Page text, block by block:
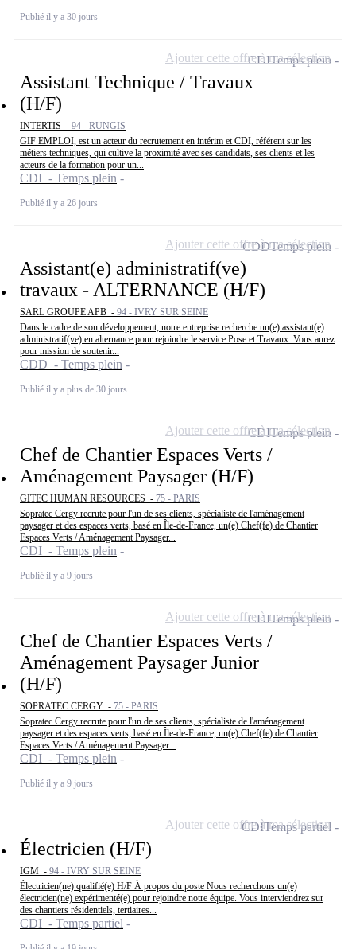
Publié il y a 30 jours
Assistant Technique / Travaux
(H/F)
INTERTIS - 94 - RUNGIS
GIF EMPLOI, est un acteur du recrutement en intérim et CDI, référent sur les
métiers techniques, qui cultive la proximité avec ses candidats, ses clients et les
acteurs de la formation pour un...
CDI - Temps plein
Publié il y a 26 jours
CDITemps plein
Ajouter cette offre à ma sélection
Assistant(e) administratif(ve)
travaux - ALTERNANCE (H/F)
SARL GROUPE APB - 94 - IVRY SUR SEINE
Dans le cadre de son développement, notre entreprise recherche un(e) assistant(e)
administratif(ve) en alternance pour rejoindre le service Pose et Travaux. Vous aurez
pour mission de soutenir...
CDD - Temps plein
Publié il y a plus de 30 jours
CDDTemps plein
Ajouter cette offre à ma sélection
Chef de Chantier Espaces Verts /
Aménagement Paysager (H/F)
GITEC HUMAN RESOURCES - 75 - PARIS
Sopratec Cergy recrute pour l'un de ses clients, spécialiste de l'aménagement
paysager et des espaces verts, basé en Île-de-France, un(e) Chef(fe) de Chantier
Espaces Verts / Aménagement Paysager...
CDI - Temps plein
Publié il y a 9 jours
CDITemps plein
Ajouter cette offre à ma sélection
Chef de Chantier Espaces Verts /
Aménagement Paysager Junior
(H/F)
SOPRATEC CERGY - 75 - PARIS
Sopratec Cergy recrute pour l'un de ses clients, spécialiste de l'aménagement
paysager et des espaces verts, basé en Île-de-France, un(e) Chef(fe) de Chantier
Espaces Verts / Aménagement Paysager...
CDI - Temps plein
Publié il y a 9 jours
CDITemps plein
Ajouter cette offre à ma sélection
Électricien (H/F)
IGM - 94 - IVRY SUR SEINE
Électricien(ne) qualifié(e) H/F À propos du poste Nous recherchons un(e)
électricien(ne) expérimenté(e) pour rejoindre notre équipe. Vous interviendrez sur
des chantiers résidentiels, tertiaires...
CDI - Temps partiel
CDITemps partiel
Ajouter cette offre à ma sélection